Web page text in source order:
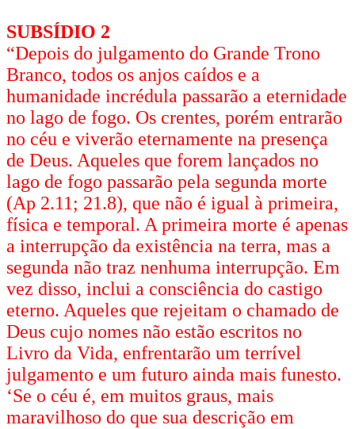
SUBSÍDIO 2
“Depois do julgamento do Grande Trono
Branco, todos os anjos caídos e a
humanidade incrédula passarão a eternidade
no lago de fogo. Os crentes, porém entrarão
no céu e viverão eternamente na presença
de Deus. Aqueles que forem lançados no
lago de fogo passarão pela segunda morte
(Ap 2.11; 21.8), que não é igual à primeira,
física e temporal. A primeira morte é apenas
a interrupção da existência na terra, mas a
segunda não traz nenhuma interrupção. Em
vez disso, inclui a consciência do castigo
eterno. Aqueles que rejeitam o chamado de
Deus cujo nomes não estão escritos no
Livro da Vida, enfrentarão um terrível
julgamento e um futuro ainda mais funesto.
‘Se o céu é, em muitos graus, mais
maravilhoso do que sua descrição em